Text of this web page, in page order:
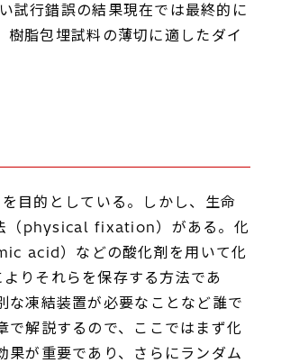
行錯誤の結果現在では最終的に
脂包埋試料の薄切に適したダイ
目的としている。しかし、生命
（physical fixation）がある。化
acid）などの酸化剤を用いて化
りそれらを保存する方法であ
な凍結装置が必要なことなど誰で
解説するので、ここではまず化
が重要であり、さらにランダム